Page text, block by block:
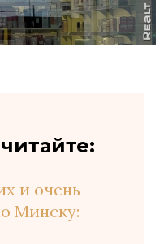
и очень
Минску: